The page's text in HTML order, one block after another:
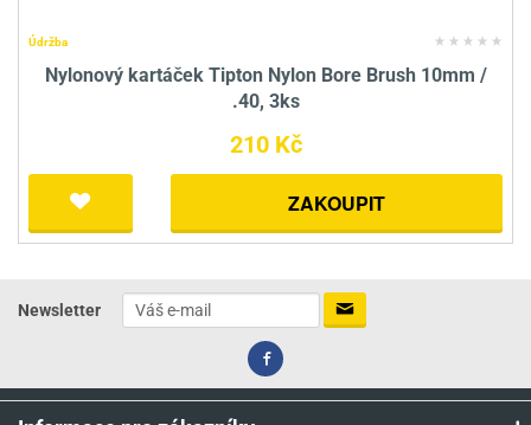
Údržba
Nylonový kartáček Tipton Nylon Bore Brush 10mm /
.40, 3ks
210 Kč
ZAKOUPIT
Newsletter